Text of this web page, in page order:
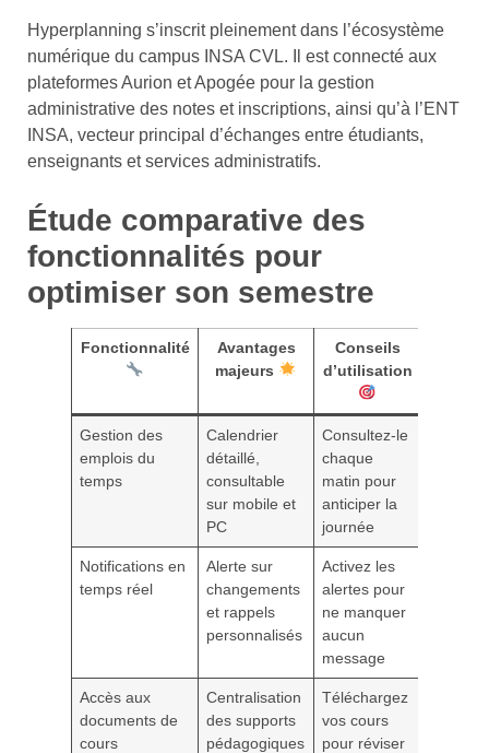
Hyperplanning s’inscrit pleinement dans l’écosystème
numérique du campus INSA CVL. Il est connecté aux
plateformes Aurion et Apogée pour la gestion
administrative des notes et inscriptions, ainsi qu’à l’ENT
INSA, vecteur principal d’échanges entre étudiants,
enseignants et services administratifs.
Étude comparative des
fonctionnalités pour
optimiser son semestre
Fonctionnalité
Avantages
majeurs
Conseils
d’utilisation
Gestion des
emplois du
temps
Calendrier
détaillé,
consultable
sur mobile et
PC
Consultez-le
chaque
matin pour
anticiper la
journée
Notifications en
temps réel
Alerte sur
changements
et rappels
personnalisés
Activez les
alertes pour
ne manquer
aucun
message
Accès aux
documents de
cours
Centralisation
des supports
pédagogiques
Téléchargez
vos cours
pour réviser